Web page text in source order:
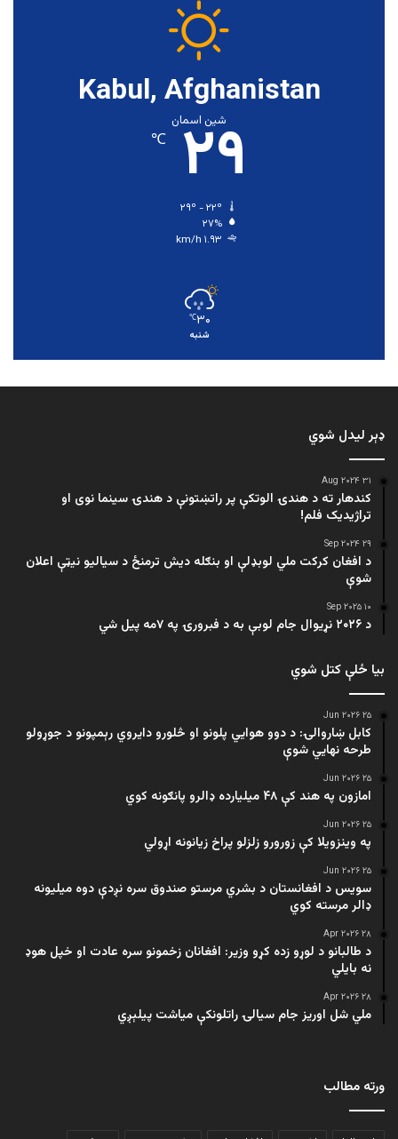
Kabul, Afghanistan
شین اسمان
۲۹ ℃
۲۷%
۱.۹۳ km/h
۳۰℃
شنبه
ډېر لیدل شوي
۳۱ Aug ۲۰۲۴
کندهار ته د هندۍ الوتکې پر راتښتونې د هندۍ سینما نوی او
تراژيديک فلم!
۲۹ Sep ۲۰۲۴
د افغان کرکت ملي لوبډلې او بنګله دیش ترمنځ د سیالیو نیټې اعلان
شوې
۱۰ Sep ۲۰۲۵
د ۲۰۲۶ نړیوال جام لوبې به د فبرورۍ په ۷مه پیل شي
بیا ځلې کتل شوي
۲۵ Jun ۲۰۲۶
کابل ښاروالۍ: د دوو هوايي پلونو او څلورو دایروي رېمپونو د جوړولو
طرحه نهایي شوې
۲۵ Jun ۲۰۲۶
امازون په هند کې ۴۸ میلیارده ډالرو پانګونه کوي
۲۵ Jun ۲۰۲۶
په وینزویلا کې زورورو زلزلو پراخ زیانونه اړولي
۲۵ Jun ۲۰۲۶
سویس د افغانستان د بشري مرستو صندوق سره نږدې دوه میلیونه
ډالر مرسته کوي
۲۸ Apr ۲۰۲۶
د طالبانو د لوړو زده کړو وزیر: افغانان زخمونو سره عادت او خپل هوډ
نه بایلي
۲۸ Apr ۲۰۲۶
ملي شل اوریز جام سیالۍ راتلونکې میاشت پیلېږي
ورته مطالب